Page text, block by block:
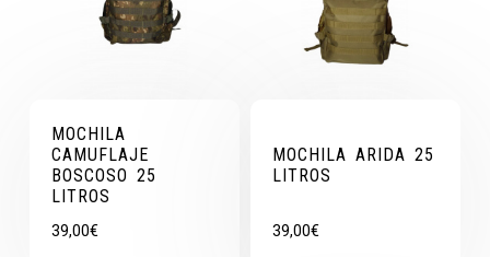
MOCHILA
CAMUFLAJE
BOSCOSO 25
LITROS
39,00€
MOCHILA ARIDA 25
LITROS
39,00€